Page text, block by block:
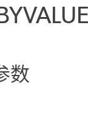
数